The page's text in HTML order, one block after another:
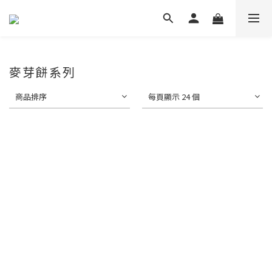
麥芽餅系列
商品排序 每頁顯示 24 個